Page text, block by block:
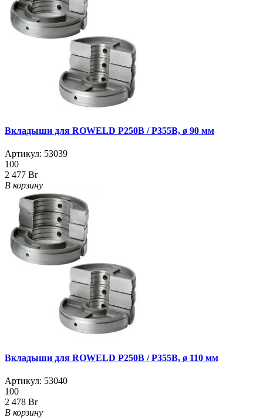
Вкладыши для ROWELD Р250B / Р355B, ø 90 мм
Артикул: 53039
100
2 477 Br
В корзину
Вкладыши для ROWELD Р250B / Р355B, ø 110 мм
Артикул: 53040
100
2 478 Br
В корзину